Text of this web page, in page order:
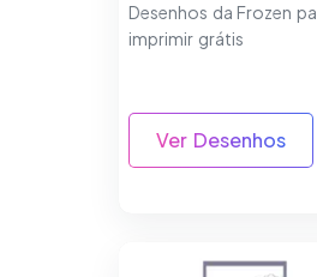
Desenhos da Frozen
imprimir grátis
Ver Desenhos